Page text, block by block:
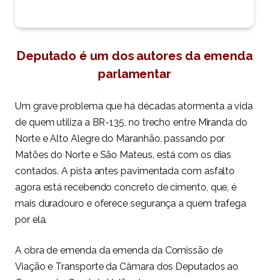
Deputado é um dos autores da emenda
parlamentar
Um grave problema que há décadas atormenta a vida
de quem utiliza a BR-135, no trecho entre Miranda do
Norte e Alto Alegre do Maranhão, passando por
Matões do Norte e São Mateus, está com os dias
contados. A pista antes pavimentada com asfalto
agora está recebendo concreto de cimento, que, é
mais duradouro e oferece segurança a quem trafega
por ela.
A obra de emenda da emenda da Comissão de
Viação e Transporte da Câmara dos Deputados ao